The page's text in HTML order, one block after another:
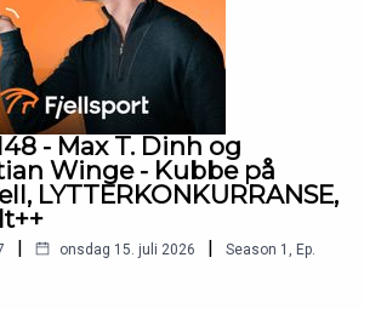
- Max T. Dinh og
Winge - Kubbe på
LYTTERKONKURRANSE,
| onsdag 15. juli 2026 | Season 1 , Ep.